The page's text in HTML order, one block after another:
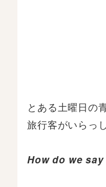
とある土曜日の
旅行客がいらっ
How do we